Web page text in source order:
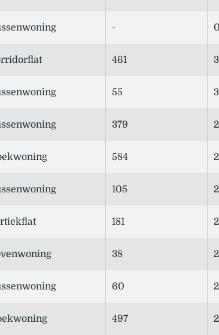
-
461
55
379
584
105
181
38
60
497